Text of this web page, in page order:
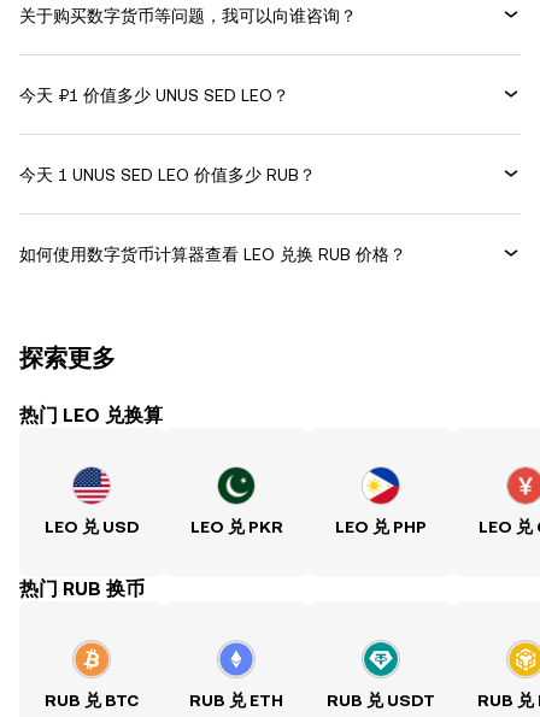
关于购买数字货币等问题，我可以向谁咨询？
今天 ₽1 价值多少 UNUS SED LEO？
今天 1 UNUS SED LEO 价值多少 RUB？
如何使用数字货币计算器查看 LEO 兑换 RUB 价格？
探索更多
热门 LEO 兑换算
LEO 兑 USD LEO 兑 PKR LEO 兑 PHP LEO 兑
热门 RUB 换币
RUB 兑 BTC RUB 兑 ETH RUB 兑 USDT RUB 兑